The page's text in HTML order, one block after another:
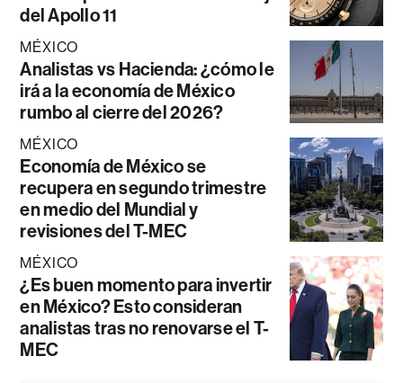
del Apollo 11
MÉXICO
Analistas vs Hacienda: ¿cómo le
irá a la economía de México
rumbo al cierre del 2026?
MÉXICO
Economía de México se
recupera en segundo trimestre
en medio del Mundial y
revisiones del T-MEC
MÉXICO
¿Es buen momento para invertir
en México? Esto consideran
analistas tras no renovarse el T-
MEC